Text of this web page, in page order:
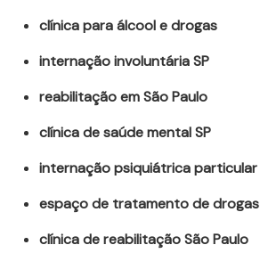
clínica para álcool e drogas
internação involuntária SP
reabilitação em São Paulo
clínica de saúde mental SP
internação psiquiátrica particular
espaço de tratamento de drogas
clínica de reabilitação São Paulo